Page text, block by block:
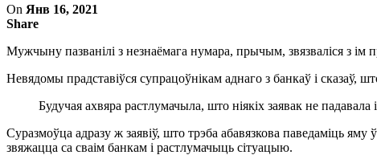
On Янв 16, 2021
Share
Мужчыну пазванілі з незнаёмага нумара, прычым, звязваліся з ім
Невядомы прадставіўся супрацоўнікам аднаго з банкаў і сказаў,
Будучая ахвяра растлумачыла, што ніякіх заявак не
Суразмоўца адразу ж заявіў, што трэба абавязкова паведаміць
звяжацца са сваім банкам і растлумачыць сітуацыю.